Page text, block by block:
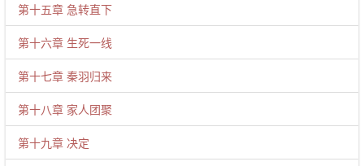
第十五章 急转直下
第十六章 生死一线
第十七章 秦羽归来
第十八章 家人团聚
第十九章 决定